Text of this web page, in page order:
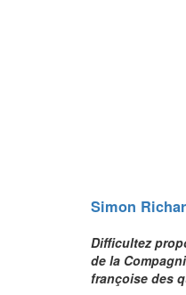
Simon
Difficultez
de la
françoise des